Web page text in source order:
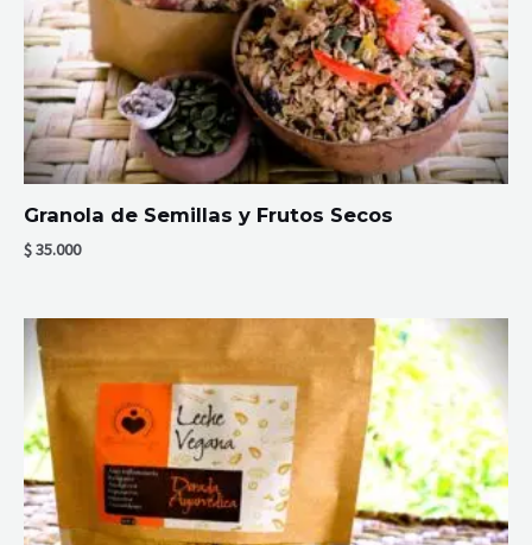
Granola de Semillas y Frutos Secos
$35.000